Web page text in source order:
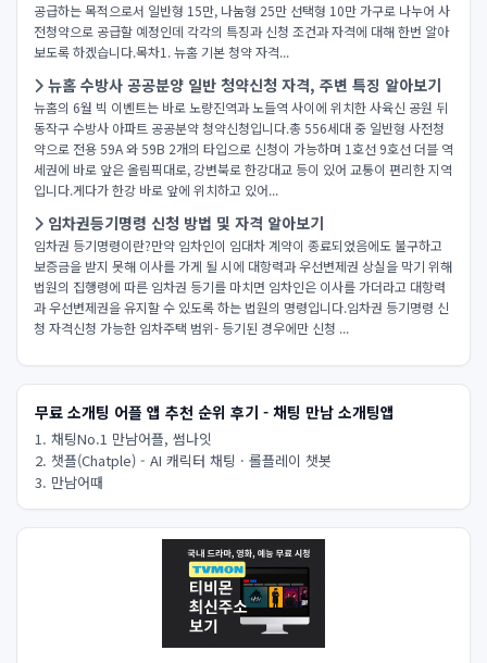
공급하는 목적으로서 일반형 15만, 나눔형 25만 선택형 10만 가구로 나누어 사
전청약으로 공급할 예정인데 각각의 특징과 신청 조건과 자격에 대해 한번 알아
보도록 하겠습니다.목차1. 뉴홈 기본 청약 자격...
뉴홈 수방사 공공분양 일반 청약신청 자격, 주변 특징 알아보기
뉴홈의 6월 빅 이벤트는 바로 노량진역과 노들역 사이에 위치한 사육신 공원 뒤
동작구 수방사 아파트 공공분약 청약신청입니다.총 556세대 중 일반형 사전청
약으로 전용 59A 와 59B 2개의 타입으로 신청이 가능하며 1호선 9호선 더블 역
세권에 바로 앞은 올림픽대로, 강변북로 한강대교 등이 있어 교통이 편리한 지역
입니다.게다가 한강 바로 앞에 위치하고 있어...
임차권등기명령 신청 방법 및 자격 알아보기
임차권 등기명령이란?만약 임차인이 임대차 계약이 종료되었음에도 불구하고
보증금을 받지 못해 이사를 가게 될 시에 대항력과 우선변제권 상실을 막기 위해
법원의 집행령에 따른 임차권 등기를 마치면 임차인은 이사를 가더라고 대항력
과 우선변제권을 유지​할 수 있도록 하는 법원의 명령입니다.임차권 등기명령 신
청 자격신청 가능한 임차주택 범위- 등기된 경우에만 신청 ...
무료 소개팅 어플 앱 추천 순위 후기 - 채팅 만남 소개팅앱
1. 채팅No.1 만남어플, 썸나잇
2. 챗플(Chatple) - AI 캐릭터 채팅 · 롤플레이 챗봇
3. 만남어때